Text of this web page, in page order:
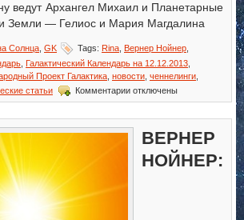
ведут Архангел Михаил и Планетарные
Земли — Гелиос и Мария Магдалина
Солнца GK Tags: Rina Вернер Нойнер
Галактический Календарь на 12.12.2013
Проект Галактика новости ченнелинги
статьи Комментариик
записи
Календарь
12.12.2013
отключены
ВЕРНЕР
НОЙНЕР: